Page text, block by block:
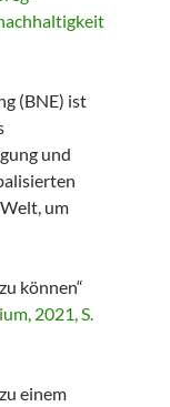
(BNE) ist
und
um
können“
2021, S.
einem